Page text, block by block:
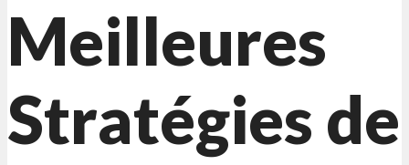
Meilleures
Stratégies de